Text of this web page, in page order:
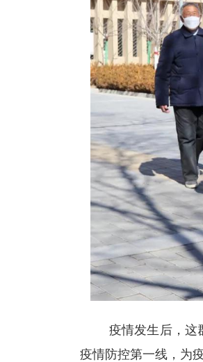
疫情发生后，这群
疫情防控第一线，为